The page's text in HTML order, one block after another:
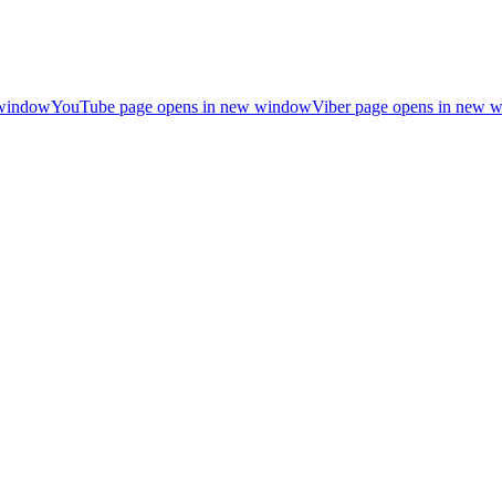
YouTube page opens in new windowViber page opens in new